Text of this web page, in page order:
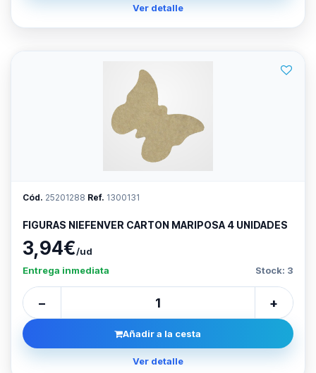
Ver detalle
Cód. 25201288 Ref. 1300131
FIGURAS NIEFENVER CARTON MARIPOSA 4 UNIDADES
3,94€/ud
Entrega inmediata
Stock: 3
− +
Añadir a la cesta
Ver detalle